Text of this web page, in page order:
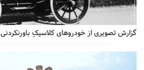
گزارش تصویری از خودروهای کلاسیکِ باورنکردنی